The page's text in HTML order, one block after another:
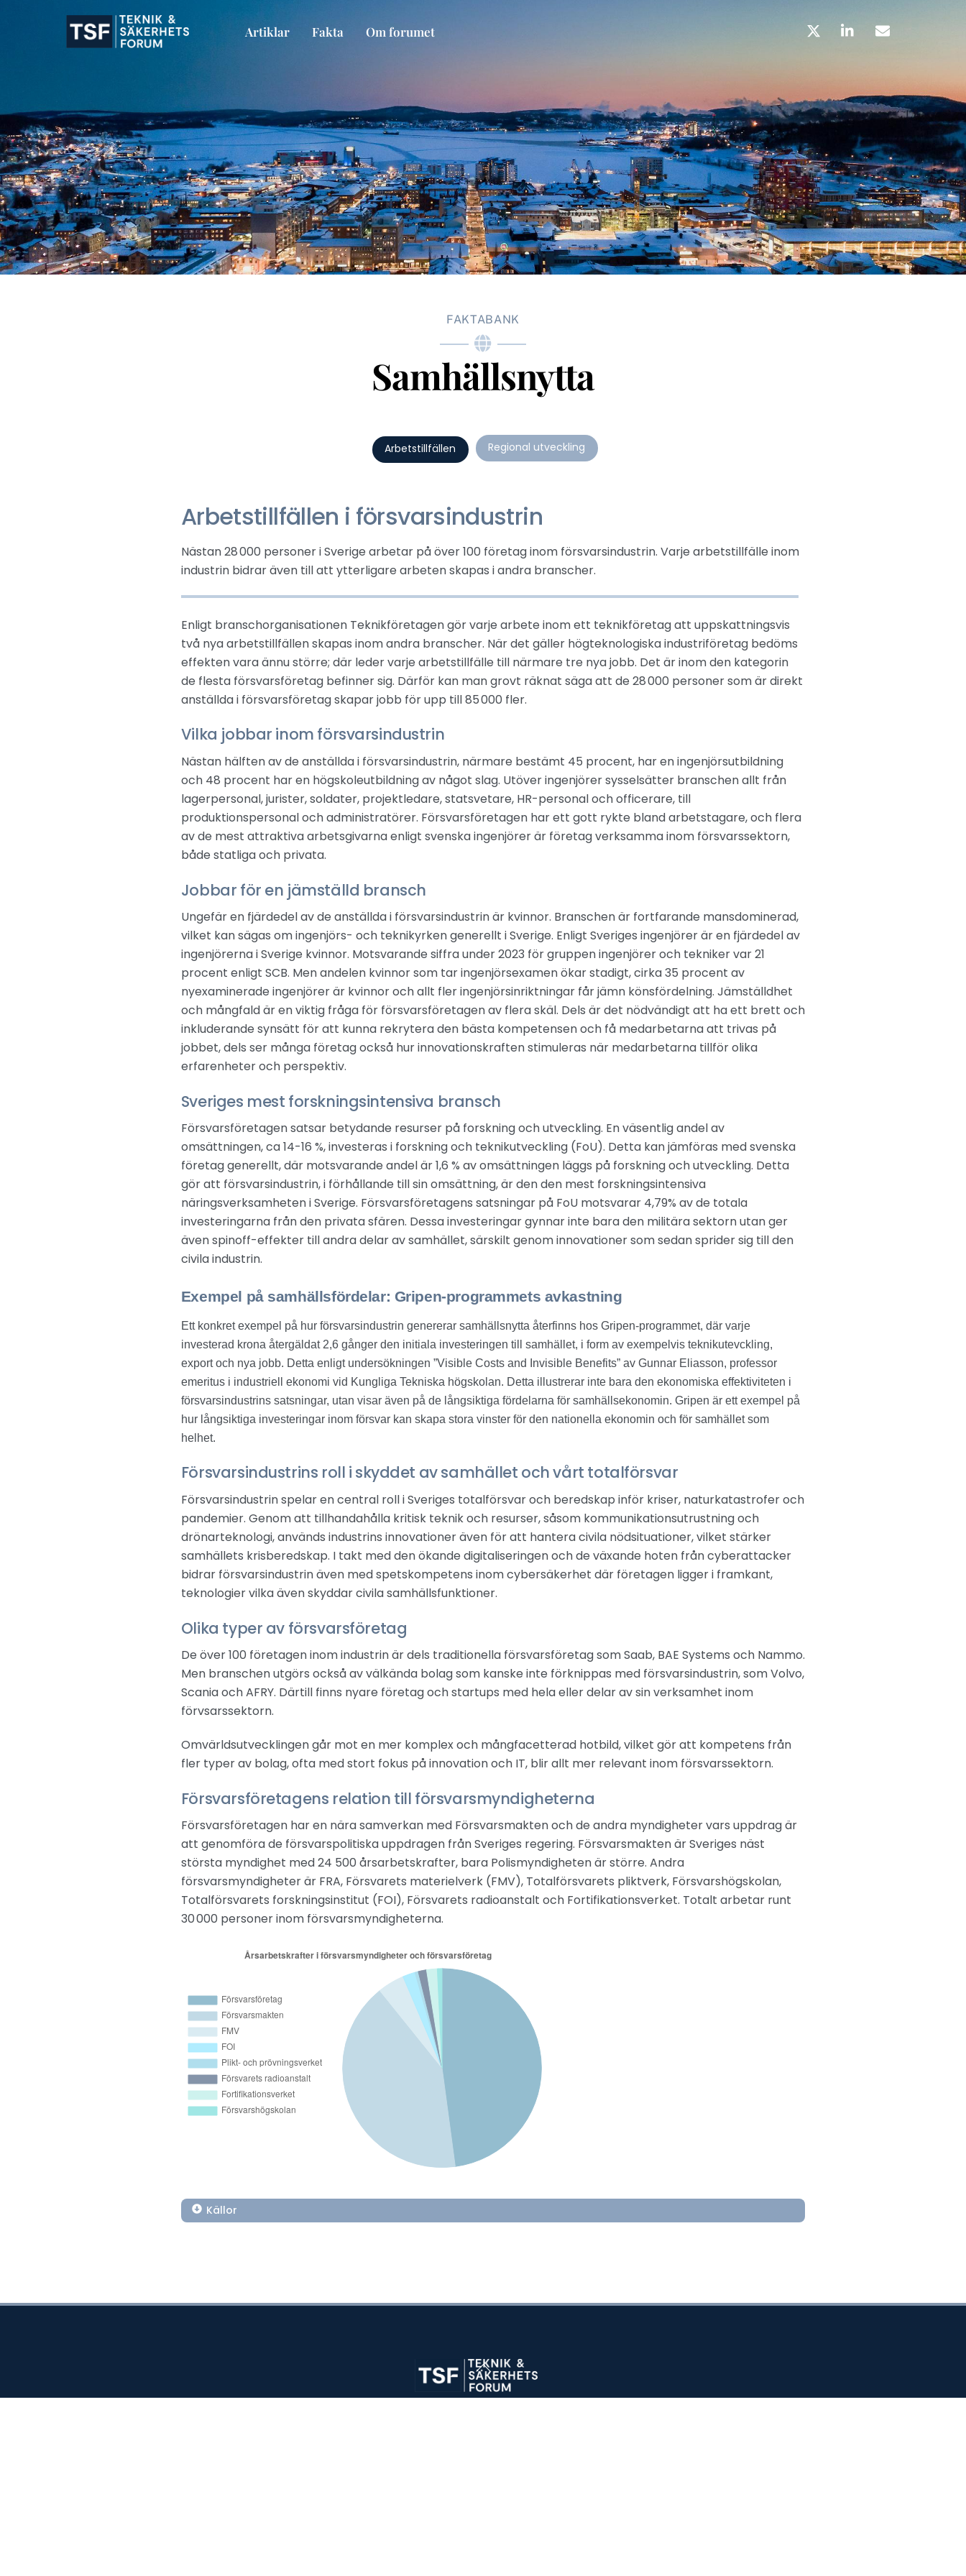
link
Artiklar Fakta Om forumet
FAKTABANK
Samhällsnytta
Arbetstillfällen Regional utveckling
Arbetstillfällen i försvarsindustrin
Nästan 28 000 personer i Sverige arbetar på över 100 företag inom försvarsindustrin. Varje arbetstillfälle inom
industrin bidrar även till att ytterligare arbeten skapas i andra branscher.
Enligt branschorganisationen Teknikföretagen gör varje arbete inom ett teknikföretag att uppskattningsvis
två nya arbetstillfällen skapas inom andra branscher. När det gäller högteknologiska industriföretag bedöms
effekten vara ännu större; där leder varje arbetstillfälle till närmare tre nya jobb. Det är inom den kategorin
de flesta försvarsföretag befinner sig. Därför kan man grovt räknat säga att de 28 000 personer som är direkt
anställda i försvarsföretag skapar jobb för upp till 85 000 fler.
Vilka jobbar inom försvarsindustrin
Nästan hälften av de anställda i försvarsindustrin, närmare bestämt 45 procent, har en ingenjörsutbildning
och 48 procent har en högskoleutbildningav något slag. Utöver ingenjörer sysselsätter branschen allt från
lagerpersonal, jurister, soldater, projektledare, statsvetare, HR-personal och officerare, till
produktionspersonal och administratörer. Försvarsföretagen har ett gott rykte bland arbetstagare, och flera
av de mest attraktiva arbetsgivarna enligt svenska ingenjörer är företag verksamma inom försvarssektorn,
både statliga och privata.
Jobbar för en jämställd bransch
Ungefär en fjärdedel av de anställda i försvarsindustrin är kvinnor. Branschen är fortfarande mansdominerad,
vilket kan sägas om ingenjörs- och teknikyrken generellt i Sverige. Enligt Sveriges ingenjörer är en fjärdedel av
ingenjörerna i Sverige kvinnor. Motsvarande siffra under 2023 för gruppen ingenjörer och tekniker var 21
procent enligt SCB. Men andelen kvinnor som tar ingenjörsexamen ökar stadigt, cirka 35 procent av
nyexaminerade ingenjörer är kvinnor och allt fler ingenjörsinriktningar får jämn könsfördelning. Jämställdhet
och mångfald är en viktig fråga för försvarsföretagen av flera skäl. Dels är det nödvändigt att ha ett brett och
inkluderande synsätt för att kunna rekrytera den bästa kompetensen och få medarbetarna att trivas på
jobbet, dels ser många företag också hur innovationskraften stimuleras när medarbetarna tillför olika
erfarenheter och perspektiv.
Sveriges mest forskningsintensiva bransch
Försvarsföretagen satsar betydande resurser på forskning och utveckling. En väsentlig andel av
omsättningen, ca 14-16 %, investeras i forskning och teknikutveckling (FoU). Detta kan jämföras med svenska
företag generellt, där motsvarande andel är 1,6 % av omsättningen läggs på forskning och utveckling. Detta
gör att försvarsindustrin, i förhållande till sin omsättning, är den den mest forskningsintensiva
näringsverksamheten i Sverige. Försvarsföretagens satsningar på FoU motsvarar 4,79% av de totala
investeringarna från den privata sfären. Dessa investeringar gynnar inte bara den militära sektorn utan ger
även spinoff-effekter till andra delar av samhället, särskilt genom innovationer som sedan sprider sig till den
civila industrin.
Exempel på samhällsfördelar: Gripen-programmets avkastning
Ett konkret exempel på hur försvarsindustrin genererar samhällsnytta återfinns hos Gripen-programmet, där varje
investerad krona återgäldat 2,6 gånger den initiala investeringen till samhället, i form av exempelvis teknikutevckling,
export och nya jobb. Detta enligt undersökningen ”Visible Costs and Invisible Benefits” av Gunnar Eliasson, professor
emeritus i industriell ekonomi vid Kungliga Tekniska högskolan. Detta illustrerar inte bara den ekonomiska effektiviteten i
försvarsindustrins satsningar, utan visar även på de långsiktiga fördelarna för samhällsekonomin. Gripen är ett exempel på
hur långsiktiga investeringar inom försvar kan skapa stora vinster för den nationella ekonomin och för samhället som
helhet.
Försvarsindustrins roll i skyddet av samhället och vårt totalförsvar
Försvarsindustrin spelar en central roll i Sveriges totalförsvar och beredskap inför kriser, naturkatastrofer och
pandemier. Genom att tillhandahålla kritisk teknik och resurser, såsom kommunikationsutrustning och
drönarteknologi, används industrins innovationer även för att hantera civila nödsituationer, vilket stärker
samhällets krisberedskap. I takt med den ökande digitaliseringen och de växande hoten från cyberattacker
bidrar försvarsindustrin även med spetskompetens inom cybersäkerhet där företagen ligger i framkant,
teknologier vilka även skyddar civila samhällsfunktioner.
Olika typer av försvarsföretag
De över 100 företagen inom industrin är dels traditionella försvarsföretag som Saab, BAE Systems och Nammo.
Men branschen utgörs också av välkända bolag som kanske inte förknippas med försvarsindustrin, som Volvo,
Scania och AFRY. Därtill finns nyare företag och startups med hela eller delar av sin verksamhet inom
förvsarssektorn.
Omvärldsutvecklingen går mot en mer komplex och mångfacetterad hotbild, vilket gör att kompetens från
fler typer av bolag, ofta med stort fokus på innovation och IT, blir allt mer relevant inom försvarssektorn.
Försvarsföretagens relation till försvarsmyndigheterna
Försvarsföretagen har en nära samverkan med Försvarsmakten och de andra myndigheter vars uppdrag är
att genomföra de försvarspolitiska uppdragen från Sveriges regering. Försvarsmakten är Sveriges näst
största myndighet med 24 500 årsarbetskrafter, bara Polismyndigheten är större. Andra
försvarsmyndigheter är FRA, Försvarets materielverk (FMV), Totalförsvarets pliktverk, Försvarshögskolan,
Totalförsvarets forskningsinstitut (FOI), Försvarets radioanstalt och Fortifikationsverket. Totalt arbetar runt
30 000 personer inom försvarsmyndigheterna.
Källor
Back
To
Top